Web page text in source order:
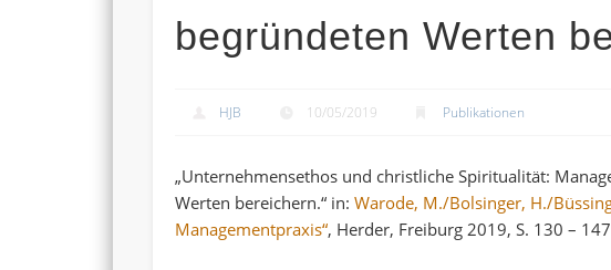
begründeten Werten
HJB 10/05/2019 Publikationen
„Unternehmensethos und christliche Spiritualität:
Werten bereichern.“ in:Warode, M./Bolsinger, H./
Managementpraxis“, Herder, Freiburg 2019, S. 130 – 147